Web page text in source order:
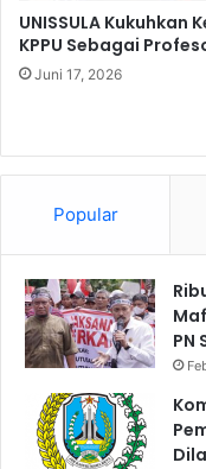
u
n
g
n
D
u
a
a
n
K
a
m
UNISSULA Kukuhkan
KPPU Sebagai
Juni 17, 2026
Popular
PN